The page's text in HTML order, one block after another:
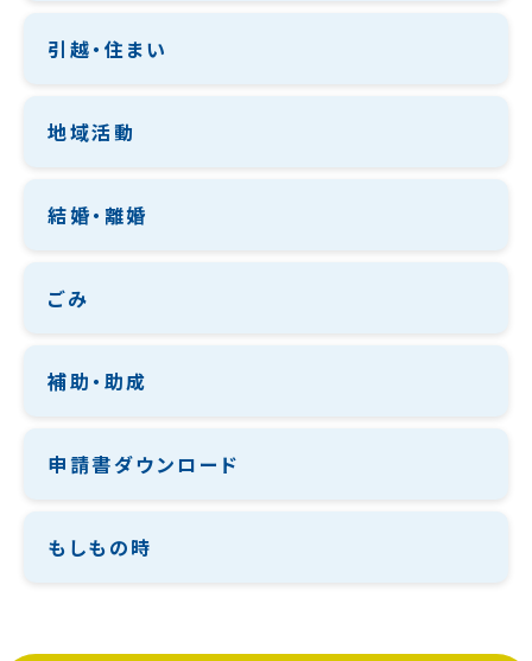
引越・住まい
地域活動
結婚・離婚
ごみ
補助・助成
申請書ダウンロード
もしもの時